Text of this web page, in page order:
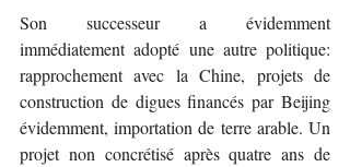
Son successeur a évidemment
immédiatement adopté une autre politique:
rapprochement avec la Chine, projets de
construction de digues financés par Beijing
évidemment, importation de terre arable. Un
projet non concrétisé après quatre ans de